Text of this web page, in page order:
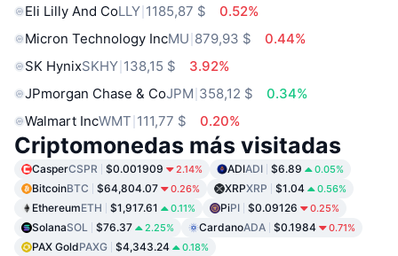
Eli Lilly And CoLLY 1185,87 $
0.52%
Micron Technology IncMU 879,93 $
0.44%
SK HynixSKHY 138,15 $
3.92%
JPmorgan Chase & CoJPM 358,12 $
0.34%
Walmart IncWMT 111,77 $ 0.20%
Criptomonedas más visitadas
CasperCSPR $0.001909 2.14% ADIADI $6.89 0.05%
BitcoinBTC $64,804.07 0.26% XRPXRP $1.04 0.56%
EthereumETH $1,917.61 0.11% PiPI $0.09126 0.25%
SolanaSOL $76.37 2.25% CardanoADA $0.1984 0.71%
PAX GoldPAXG $4,343.24 0.18%